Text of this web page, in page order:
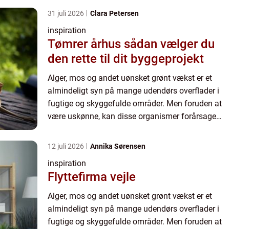
fliser. I denne art...
31 juli 2026 Clara Petersen
inspiration
Tømrer århus sådan vælger du
den rette til dit byggeprojekt
Alger, mos og andet uønsket grønt vækst er et
almindeligt syn på mange udendørs overflader i
fugtige og skyggefulde områder. Men foruden at
være uskønne, kan disse organismer forårsage
fliser. I denne art...
12 juli 2026 Annika Sørensen
inspiration
Flyttefirma vejle
Alger, mos og andet uønsket grønt vækst er et
almindeligt syn på mange udendørs overflader i
fugtige og skyggefulde områder. Men foruden at